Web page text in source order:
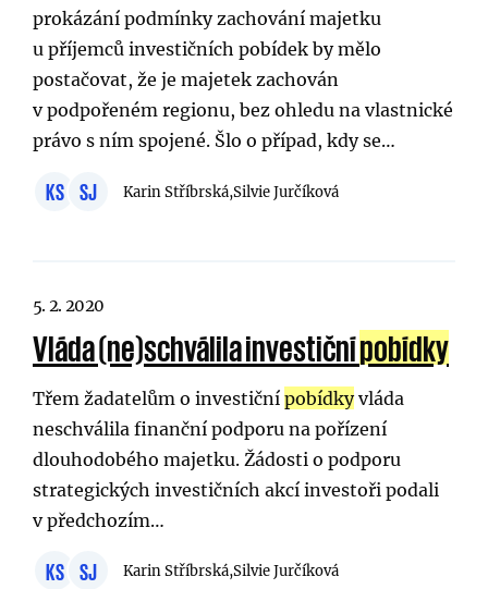
prokázání podmínky zachování majetku
u příjemců investičních pobídek by mělo
postačovat, že je majetek zachován
v podpořeném regionu, bez ohledu na vlastnické
právo s ním spojené. Šlo o případ, kdy se…
KS SJ Karin Stříbrská,Silvie Jurčíková
5. 2. 2020
Vláda (ne)schválila investičnípobídky
Třem žadatelům o investičnípobídkyvláda
neschválila finanční podporu na pořízení
dlouhodobého majetku. Žádosti o podporu
strategických investičních akcí investoři podali
v předchozím…
KS SJ Karin Stříbrská,Silvie Jurčíková